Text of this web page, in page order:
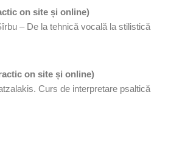
on site și online)
– De la tehnică vocală la stilistică
on site și online)
Curs de interpretare psaltică